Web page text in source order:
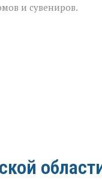
и сувениров.